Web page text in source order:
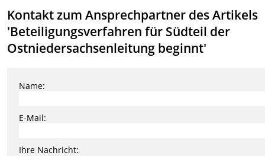
Kontakt zum Ansprechpartner des Artikels
'Beteiligungsverfahren für Südteil der
Ostniedersachsenleitung beginnt'
Name:
E-Mail:
Ihre Nachricht: